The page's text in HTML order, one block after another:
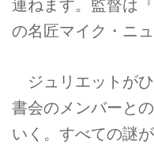
連ねます。監督は
の名匠マイク・ニ
ジュリエットが
書会のメンバーと
いく。すべての謎